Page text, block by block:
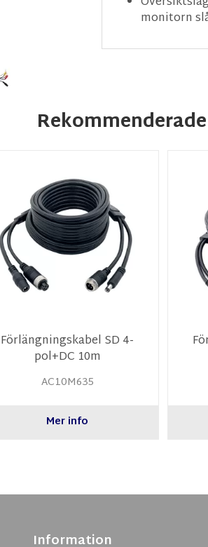
monitorn
Förlängningskabel SD 4-
pol+DC 10m
AC10M635
Mer info
Information